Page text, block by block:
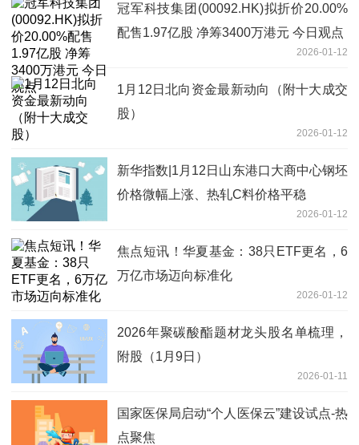
冠军科技集团(00092.HK)拟折价20.00%
配售1.97亿股 净筹3400万港元 今日观点
2026-01-12
1月12日北向资金最新动向（附十大成交
股）
2026-01-12
新华指数|1月12日山东港口大商中心钢坯
价格微幅上涨、热轧C料价格平稳
2026-01-12
焦点短讯！华夏基金：38只ETF更名，6
万亿市场迈向标准化
2026-01-12
2026年聚碳酸酯题材龙头股名单梳理，
附股（1月9日）
2026-01-11
国家医保局启动“个人医保云”建设试点-热
点聚焦